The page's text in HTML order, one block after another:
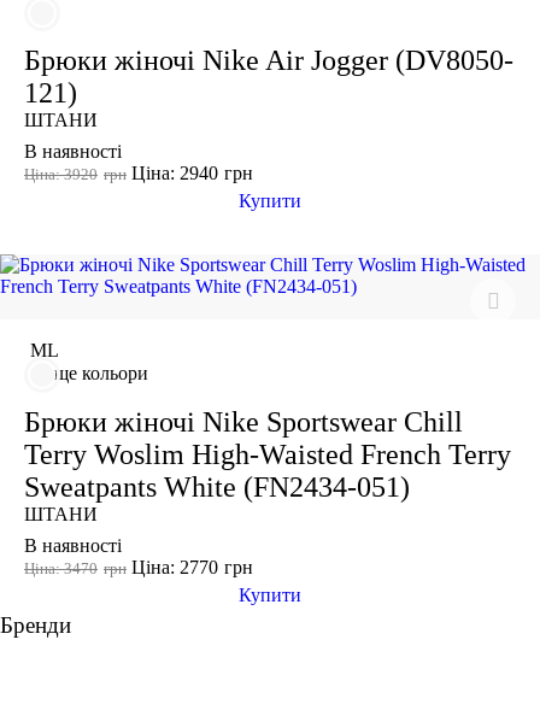
Виробник
Брюки жіночі Nike Air Jogger (DV8050-
121)
ШТАНИ
В наявності
грн
Ціна: 3920 грн
Ціна: 2940
Купити
-20%
ML
ще кольори
Брюки жіночі Nike Sportswear Chill
Terry Woslim High-Waisted French Terry
Sweatpants White (FN2434-051)
ШТАНИ
В наявності
грн
Ціна: 3470 грн
Ціна: 2770
Купити
Бренди